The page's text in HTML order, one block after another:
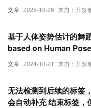
文章 2025-10-26 来自：开发
文章 2024-10-21 来自：开发
基于人体姿势估计的舞
based on Human
无法检测到后续的标签
会自动补充 结束标签，